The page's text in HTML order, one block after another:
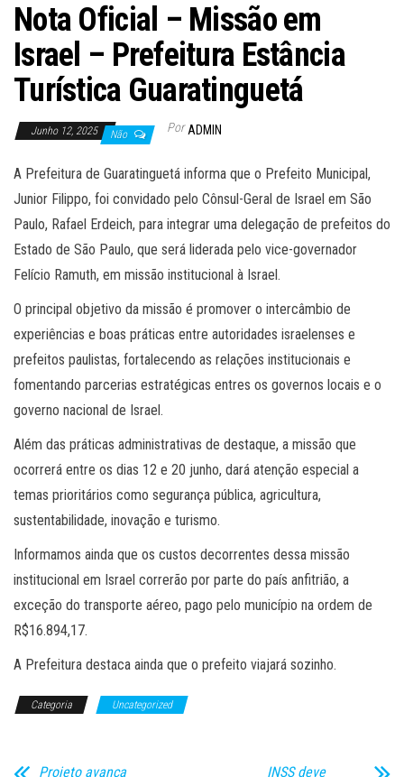
Nota Oficial – Missão em
Israel – Prefeitura Estância
Turística Guaratinguetá
Junho 12, 2025 Não Por ADMIN
A Prefeitura de Guaratinguetá informa que o Prefeito Municipal,
Junior Filippo, foi convidado pelo Cônsul-Geral de Israel em São
Paulo, Rafael Erdeich, para integrar uma delegação de prefeitos do
Estado de São Paulo, que será liderada pelo vice-governador
Felício Ramuth, em missão institucional à Israel.
O principal objetivo da missão é promover o intercâmbio de
experiências e boas práticas entre autoridades israelenses e
prefeitos paulistas, fortalecendo as relações institucionais e
fomentando parcerias estratégicas entres os governos locais e o
governo nacional de Israel.
Além das práticas administrativas de destaque, a missão que
ocorrerá entre os dias 12 e 20 junho, dará atenção especial a
temas prioritários como segurança pública, agricultura,
sustentabilidade, inovação e turismo.
Informamos ainda que os custos decorrentes dessa missão
institucional em Israel correrão por parte do país anfitrião, a
exceção do transporte aéreo, pago pelo município na ordem de
R$16.894,17.
A Prefeitura destaca ainda que o prefeito viajará sozinho.
Categoria Uncategorized
Projeto avança
INSS deve